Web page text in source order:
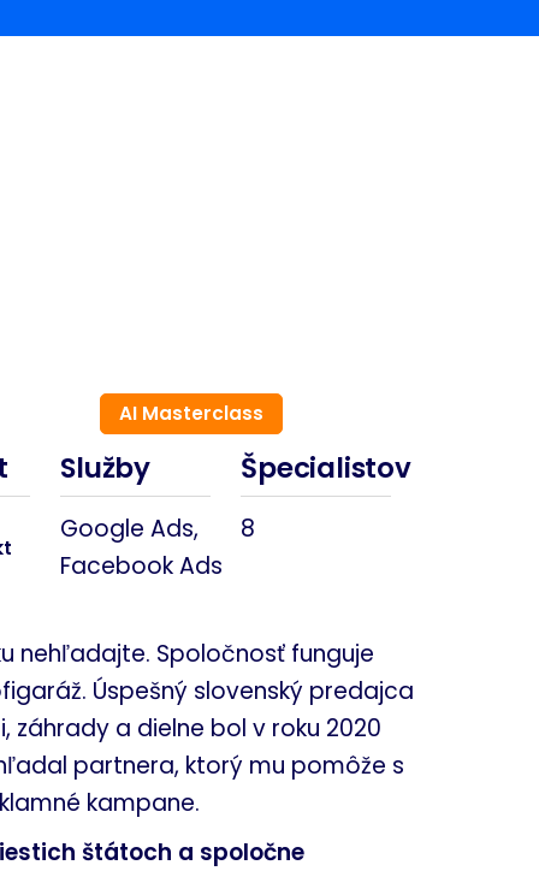
AI Masterclass
Služby
Google Ads,
Facebook Ads
Špecialistov
8
nehľadajte. Spoločnosť funguje
Úspešný slovenský predajca
a dielne bol v roku 2020
partnera, ktorý mu pomôže s
kampane.
štátoch a spoločne